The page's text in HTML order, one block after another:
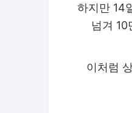
하지만 14
넘겨
이처럼